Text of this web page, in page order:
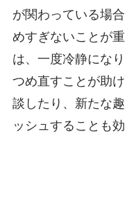
が関わっている場
めすぎないことが
は、一度冷静にな
つめ直すことが助
談したり、新たな
ッシュすることも効